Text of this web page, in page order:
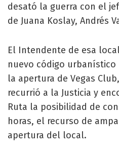
desató la guerra con el
de Juana Koslay, Andrés
El Intendente de esa
nuevo código
la apertura de Vegas
recurrió a la Justicia y
Ruta la posibilidad de
horas, el recurso de
apertura del local.